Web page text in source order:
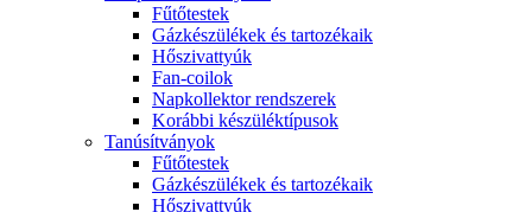
Fűtőtestek
Gázkészülékek és tartozékaik
Hőszivattyúk
Fan-coilok
Napkollektor rendszerek
Korábbi készüléktípusok
Tanúsítványok
Fűtőtestek
Gázkészülékek és tartozékaik
Hőszivattyúk